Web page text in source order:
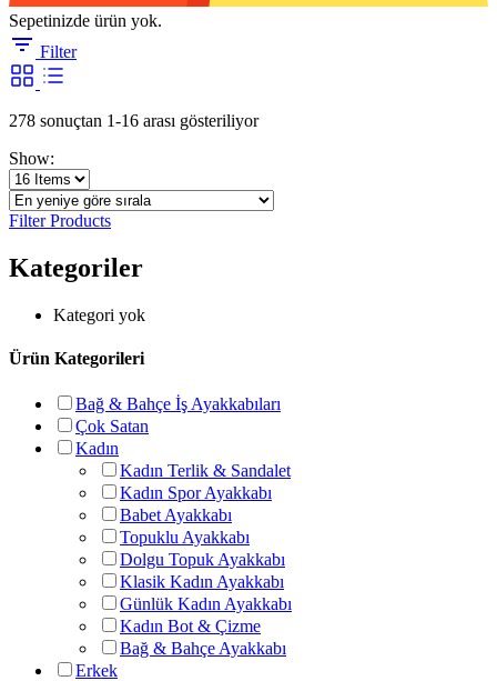
Sepetinizde ürün yok.
Filter
278 sonuçtan 1-16 arası gösteriliyorEn
Show:
Filter Products
Kategoriler
Kategori yok
Ürün Kategorileri
Bağ & Bahçe İş Ayakkabıları
Çok Satan
Kadın
Kadın Terlik & Sandalet
Kadın Spor Ayakkabı
Babet Ayakkabı
Topuklu Ayakkabı
Dolgu Topuk Ayakkabı
Klasik Kadın Ayakkabı
Günlük Kadın Ayakkabı
Kadın Bot & Çizme
Bağ & Bahçe Ayakkabı
Erkek